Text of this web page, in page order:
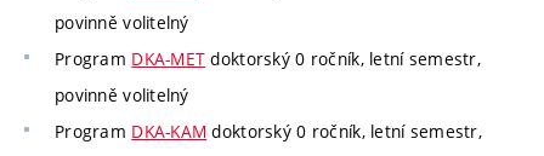
povinně volitelný
Program DKA-MET doktorský 0 ročník, letní semestr,
povinně volitelný
Program DKA-KAM doktorský 0 ročník, letní semestr,